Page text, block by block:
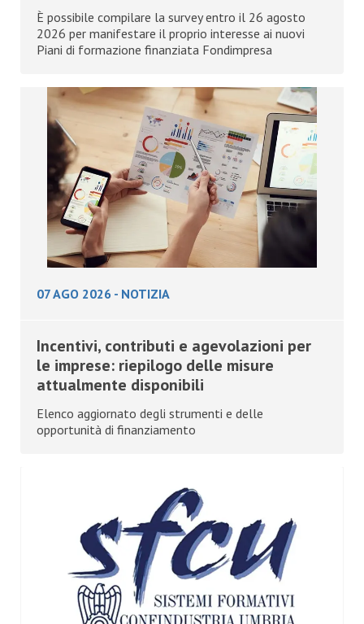
È possibile compilare la survey entro il 26 agosto
2026 per manifestare il proprio interesse ai nuovi
Piani di formazione finanziata Fondimpresa
07 AGO 2026 - NOTIZIA
Incentivi, contributi e agevolazioni per
le imprese: riepilogo delle misure
attualmente disponibili
Elenco aggiornato degli strumenti e delle
opportunità di finanziamento